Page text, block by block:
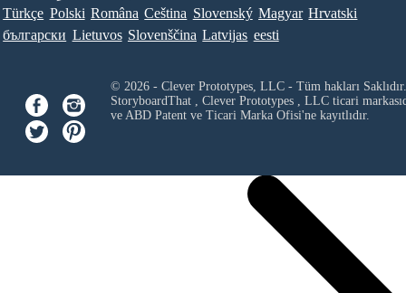
Türkçe Polski Româna Ceština Slovenský Magyar Hrvatski
български Lietuvos Slovenščina Latvijas eesti
© 2026 - Clever Prototypes, LLC - Tüm hakları Saklıdır.
StoryboardThat , Clever Prototypes , LLCticari
ve ABD Patent ve Ticari Marka Ofisi'ne kayıtlıdır.